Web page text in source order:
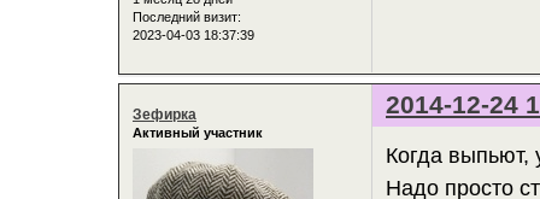
Последний визит:
2023-04-03 18:37:39
2014-12-24
Зефирка
Активный участник
Когда выпьют,
Надо просто